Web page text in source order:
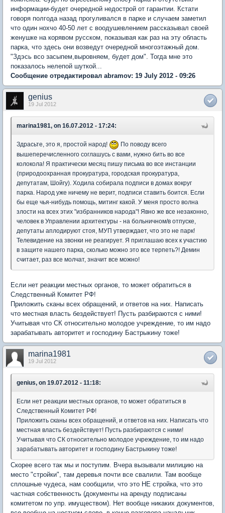
информации-будет очередной недострой от гарантии. Кстати
говоря полгода назад прогуливался в парке и случаем заметил
что один нохчо 40-50 лет с воодушевлением рассказывал своей
женушке на корявом русском, показывая как раз на эту область
парка, что здесь они возведут очередной многоэтажный дом.
"Здэсь всо засыпем,выровняем, будет дом". Тогда мне это
показалось нелепой шуткой...
Сообщение отредактировал abramov: 19 July 2012 - 09:26
genius
19 Jul 2012
marina1981, on 16.07.2012 - 17:24:
Здрасьте, это я, простой народ!
По поводу всего
вышеперечисленного соглашусь с вами, нужно бить во все
колокола! Я практически месяц пишу письма во все инстанции
(природоохранная прокуратура, городская прокуратура,
депутатам, Шойгу). Ходила собирала подписи в домах вокруг
парка. Народ уже ничему не верит, подписи ставить боится. Если
бы еще чья-нибудь помощь, митинг какой. У меня просто волна
злости на всех этих "избранников народа"! Явно же все незаконно,
человек в Управлении архитектуры - на больничном/в отпуске,
депутаты аплодируют стоя, МУП утверждает, что это не парк!
Телевидение на звонки не реагирует. Я приглашаю всех к участию
в защите нашего парка, сколько можно это все терпеть?! Демин
считает, раз все молчат, значит все можно!
Если нет реакции местных органов, то может обратиться в
Следственный Комитет РФ!
Приложить сканы всех обращений, и ответов на них. Написать
что местная власть бездействует! Пусть разбираются с ними!
Учитывая что СК относительно молодое учреждение, то им надо
зарабатывать авторитет и господину Бастрыкину тоже!
marina1981
19 Jul 2012
genius, on 19.07.2012 - 11:18:
Если нет реакции местных органов, то может обратиться в
Следственный Комитет РФ!
Приложить сканы всех обращений, и ответов на них. Написать что
местная власть бездействует! Пусть разбираются с ними!
Учитывая что СК относительно молодое учреждение, то им надо
зарабатывать авторитет и господину Бастрыкину тоже!
Скорее всего так мы и поступим. Вчера вызывали милицию на
место "стройки", там деревья почти все свалили. Там вообще
сплошные чудеса, нам сообщили, что это НЕ стройка, что это
частная собственность (документы на аренду подписаны
комитетом по упр. имуществом). Нет вообще никаких документов,